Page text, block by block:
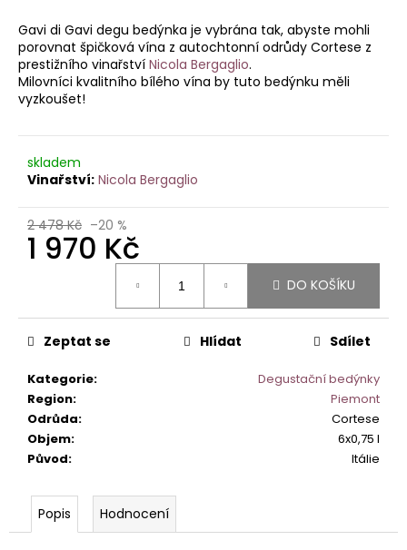
z
5
hvězdiček.
Gavi di Gavi degu bedýnka je vybrána tak, abyste mohli
porovnat špičková vína z autochtonní odrůdy Cortese z
prestižního vinařství Nicola Bergaglio.
Milovníci kvalitního bílého vína by tuto bedýnku měli
vyzkoušet!
skladem
Nicola Bergaglio
2 478 Kč –20 %
1 970 Kč
DO KOŠÍKU
Kategorie:
Degustační bedýnky
Region:
Piemont
Odrůda:
Cortese
Objem:
6x0,75 l
Původ: Itálie
Zeptat se Hlídat Sdílet
Popis Hodnocení
a
j
í
t
?
HLEDAT
o
u
č
u
e
m